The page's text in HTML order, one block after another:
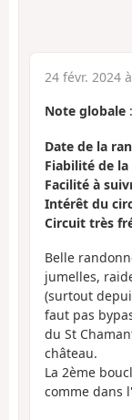
24 févr. 2024
Note globale :
Date de la
Fiabilité de
Facilité à
Intérêt du
Circuit très
Belle
jumelles,
(surtout
faut pas
du St
château.
La 2ème
comme dans